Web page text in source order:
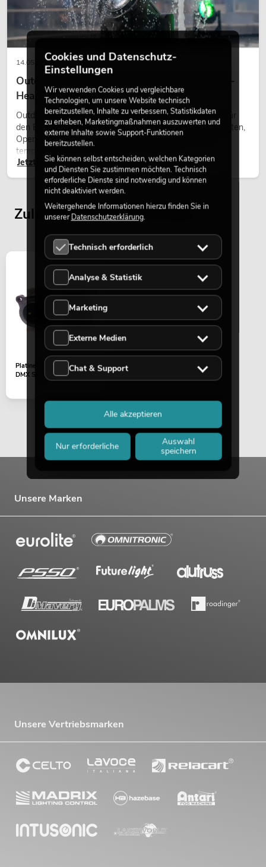
14.05.2026
Outdoor Moving-Heads: Wetterfeste Moving-
Heads bei Events
Outdoor Moving-Heads sind bewegliche Scheinwerfer für
den Einsatz im Freien. Sie werden bei Festivals, Stadtfesten,
Open-Air-Konzerten, Architekturinszenierungen und
temporären Außeninstallationen eingesetzt.
Jetzt lesen
Zuletzt angesehene Artikel
Platine (IN/XLR/5pol/3pol)
DMX Split 8x
Unsere Marken
Unsere Vertriebsmarken
Cookies und Datenschutz-
Einstellungen
Wir verwenden Cookies und vergleichbare
Technologien, um unsere Website technisch
bereitzustellen, Inhalte zu verbessern, Statistikdaten
zu erheben, Marketingmaßnahmen auszuwerten und
externe Inhalte sowie Support-Funktionen
bereitzustellen.
Sie können selbst entscheiden, welchen Kategorien
und Diensten Sie zustimmen möchten. Technisch
erforderliche Dienste sind notwendig und können
nicht deaktiviert werden.
Weitergehende Informationen hierzu finden Sie in
unsererDatenschutzerklärung.
Technisch erforderlich
Analyse & Statistik
Marketing
Externe Medien
Chat & Support
Nur erforderliche
Auswahl
speichern
Alle akzeptieren